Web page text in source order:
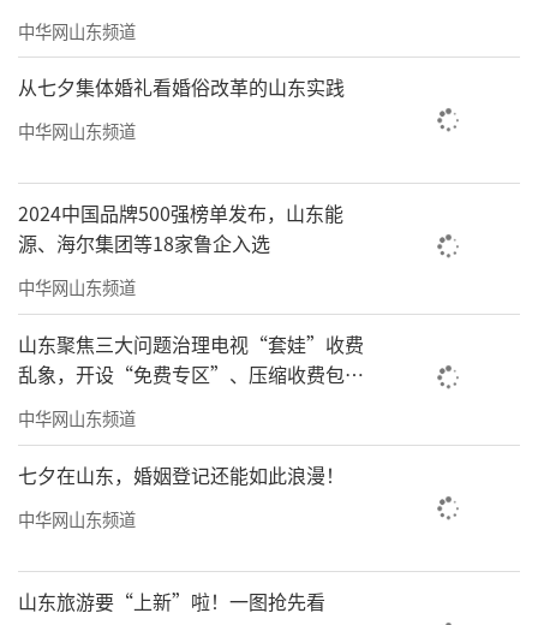
中华网山东频道
从七夕集体婚礼看婚俗改革的山东实践
中华网山东频道
2024中国品牌500强榜单发布，山东能
源、海尔集团等18家鲁企入选
中华网山东频道
山东聚焦三大问题治理电视“套娃”收费
乱象，开设“免费专区”、压缩收费包比
例70%以上
中华网山东频道
七夕在山东，婚姻登记还能如此浪漫！
中华网山东频道
山东旅游要“上新”啦！一图抢先看